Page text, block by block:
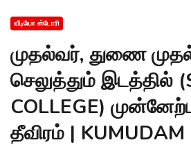
வீடியோ ஸ்டோரி
முதல்வர், துணை
செலுத்தும் இடத்தில்
COLLEGE)
தீவிரம் | KUMUDAM